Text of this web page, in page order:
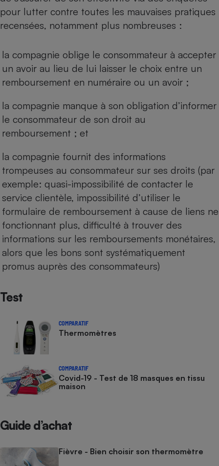
pour lutter contre toutes les mauvaises pratiques
recensées, notamment plus nombreuses :
la compagnie oblige le consommateur à accepter
un avoir au lieu de lui laisser le choix entre un
remboursement en numéraire ou un avoir ;
la compagnie manque à son obligation d’informer
le consommateur de son droit au
remboursement ; et
la compagnie fournit des informations
trompeuses au consommateur sur ses droits (par
exemple: quasi-impossibilité de contacter le
service clientèle, impossibilité d’utiliser le
formulaire de remboursement à cause de liens ne
fonctionnant plus, difficulté à trouver des
informations sur les remboursements monétaires,
alors que les bons sont systématiquement
promus auprès des consommateurs)
Test
COMPARATIF
Thermomètres
COMPARATIF
Covid-19 - Test de 18 masques en tissu
maison
Guide d’achat
Fièvre - Bien choisir son thermomètre